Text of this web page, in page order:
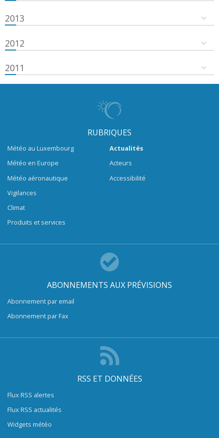
2013
2012
2011
RUBRIQUES
Météo au Luxembourg
Météo en Europe
Météo aéronautique
Vigilances
Climat
Produits et services
Actualités
Acteurs
Accessibilité
ABONNEMENTS AUX PRÉVISIONS
Abonnement par email
Abonnement par Fax
RSS ET DONNÉES
Flux RSS alertes
Flux RSS actualités
Widgets météo